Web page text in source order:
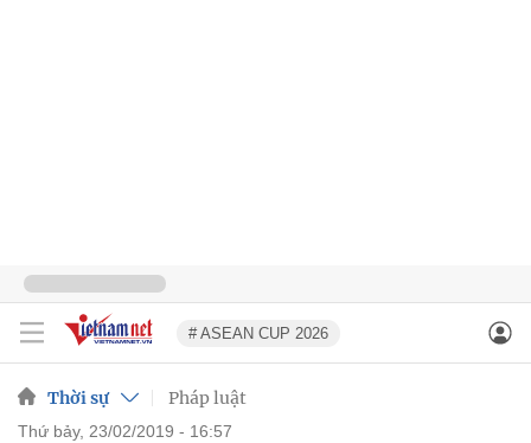
# ASEAN CUP 2026
Thời sự Pháp luật
thứ bảy, 23/02/2019 - 16:57